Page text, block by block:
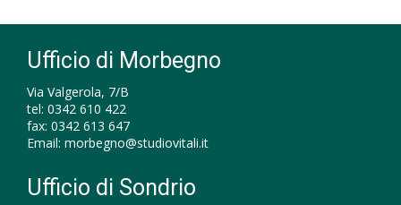
Ufficio di Morbegno
Via Valgerola, 7/B
tel: 0342 610 422
fax: 0342 613 647
Email: morbegno@studiovitali.it
Ufficio di Sondrio